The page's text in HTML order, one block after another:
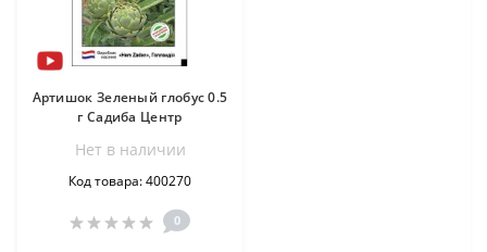
Артишок Зеленый глобус 0.5
г Садиба Центр
Нет в наличии
Код товара: 400270
0